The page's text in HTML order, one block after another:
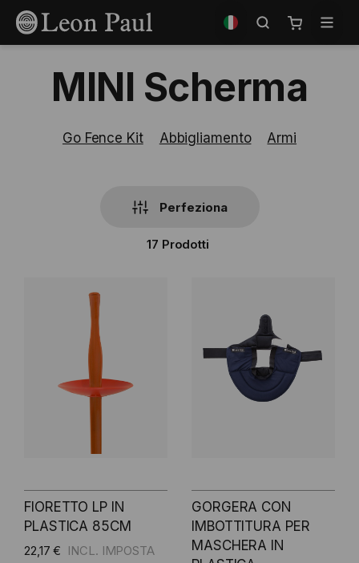
Salta
contenuto
negozio
Carrello
MINI Scherma
Go Fence Kit Abbigliamento Armi
Perfeziona
17 Prodotti
FIORETTO LP IN
PLASTICA 85CM
22,17 €
GORGERA CON
IMBOTTITURA PER
MASCHERA IN